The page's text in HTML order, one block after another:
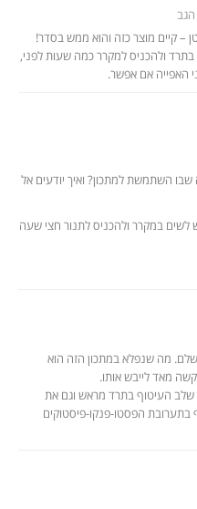
הגב
– קיים מוצר כזה והוא ממש בסדר!
ולהכניס למקרר כמה שעות לפני,
האפייה אם אפשר.
השתמשת למתכון? ואיך יודעים אל
במקרר ולהכניס לתנור חצי שעה
מה שנפלא במתכון הזה הוא
מאד לייבש אותו.
העיטוף בתרד מראש וגם את
בתערובת הפסטו-פנקו-פיסטוקים